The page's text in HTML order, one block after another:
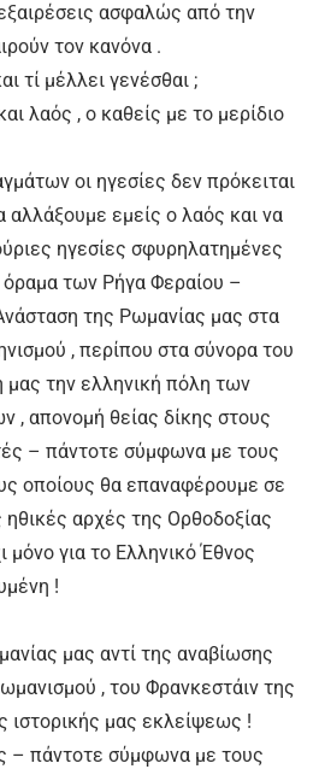
ασφαλώς από την
τον κανόνα .
τί μέλλει γενέσθαι ;
λαός , ο καθείς με το μερίδιο
οι ηγεσίες δεν πρόκειται
αλλάξουμε εμείς ο λαός και να
ηγεσίες σφυρηλατημένες
των Ρήγα Φεραίου –
της Ρωμανίας μας στα
, περίπου στα σύνορα του
την ελληνική πόλη των
, απονομή θείας δίκης στους
– πάντοτε σύμφωνα με τους
οποίους θα επαναφέρουμε σε
ηθικές αρχές της Ορθοδοξίας
μόνο για το Ελληνικό Έθνος
!
μας αντί της αναβίωσης
, του Φρανκεστάιν της
ιστορικής μας εκλείψεως !
– πάντοτε σύμφωνα με τους